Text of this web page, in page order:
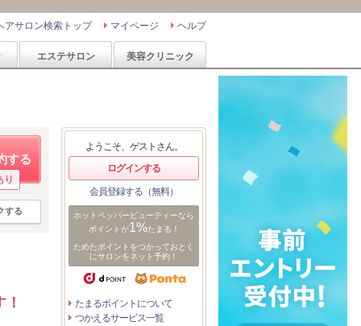
ヘルプ
マイページ
アサロン検索トップ
エステサロン 美容クリニック
する
り
する
ようこそ、ゲストさん。
ログインする
会員登録する（無料）
ホットペッパービューティーなら
ポイントが1%たまる！
ためたポイントをつかっておとく
にサロンをネット予約！
たまるポイントについて
つかえるサービス一覧